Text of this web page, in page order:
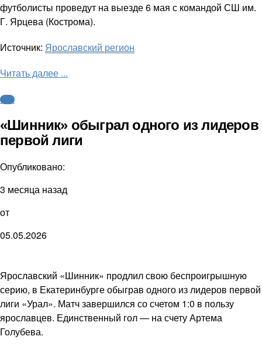
футболисты проведут на выезде 6 мая с командой СШ им.
Г. Ярцева (Кострома).
Источник: Ярославский регион
Читать далее ...
ФНЛ
«Шинник» обыграл одного из лидеров
первой лиги
Опубликовано:
3 месяца назад
от
05.05.2026
Ярославский «Шинник» продлил свою беспроигрышную
серию, в Екатеринбурге обыграв одного из лидеров первой
лиги «Урал». Матч завершился со счетом 1:0 в пользу
ярославцев. Единственный гол — на счету Артема
Голубева.